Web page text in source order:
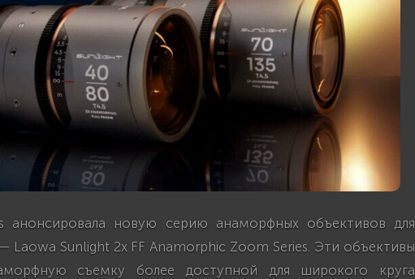
анонсировала новую серию анаморфных объективов для
Laowa Sunlight 2x FF Anamorphic Zoom Series. Эти объективы
съемку более доступной для широкого круга